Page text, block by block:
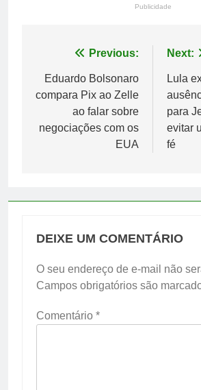
Publicidade
Navegação
de
Post
Previous:
Eduardo Bolsonaro
compara Pix ao Zelle
ao falar sobre
negociações com os
EUA
Next:
Lula
para
evitar
fé
DEIXE UM COMENTÁRIO
O seu endereço de e-mail não
Campos obrigatórios são
Comentário *